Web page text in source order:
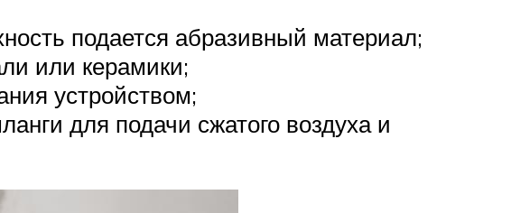
подается абразивный материал;
или керамики;
устройством;
для подачи сжатого воздуха и